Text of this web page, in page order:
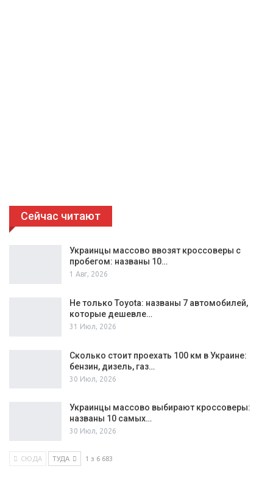
Сейчас читают
Украинцы массово ввозят кроссоверы с
пробегом: названы 10…
1 Авг, 2026
Не только Toyota: названы 7 автомобилей,
которые дешевле…
31 Июл, 2026
Сколько стоит проехать 100 км в Украине:
бензин, дизель, газ…
30 Июл, 2026
Украинцы массово выбирают кроссоверы:
названы 10 самых…
30 Июл, 2026
СЮДА ТУДА 1 з 6 683